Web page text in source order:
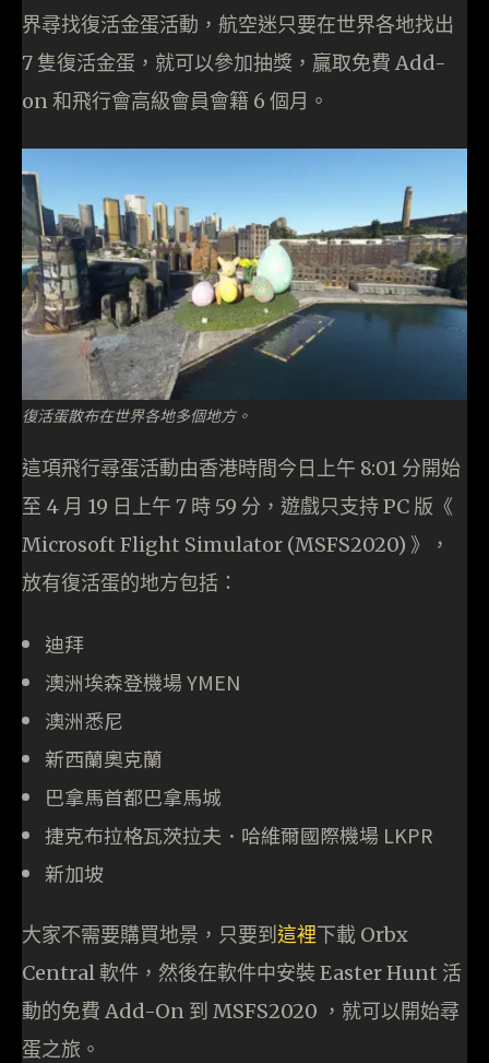
界尋找復活金蛋活動，航空迷只要在世界各地找出
7 隻復活金蛋，就可以參加抽獎，贏取免費 Add-
on 和飛行會高級會員會籍 6 個月。
復活蛋散布在世界各地多個地方。
這項飛行尋蛋活動由香港時間今日上午 8:01 分開始
至 4 月 19 日上午 7 時 59 分，遊戲只支持 PC 版《
Microsoft Flight Simulator (MSFS2020) 》，
放有復活蛋的地方包括：
迪拜
澳洲埃森登機場 YMEN
澳洲悉尼
新西蘭奧克蘭
巴拿馬首都巴拿馬城
捷克布拉格瓦茨拉夫．哈維爾國際機場 LKPR
新加坡
大家不需要購買地景，只要到 這裡下載 Orbx
Central 軟件，然後在軟件中安裝 Easter Hunt 活
動的免費 Add-On 到 MSFS2020 ，就可以開始尋
蛋之旅。